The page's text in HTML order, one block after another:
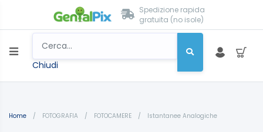
Spedizione rapida
gratuita (no isole)
Chiudi
Home / FOTOGRAFIA / FOTOCAMERE / Istantanee Analogiche